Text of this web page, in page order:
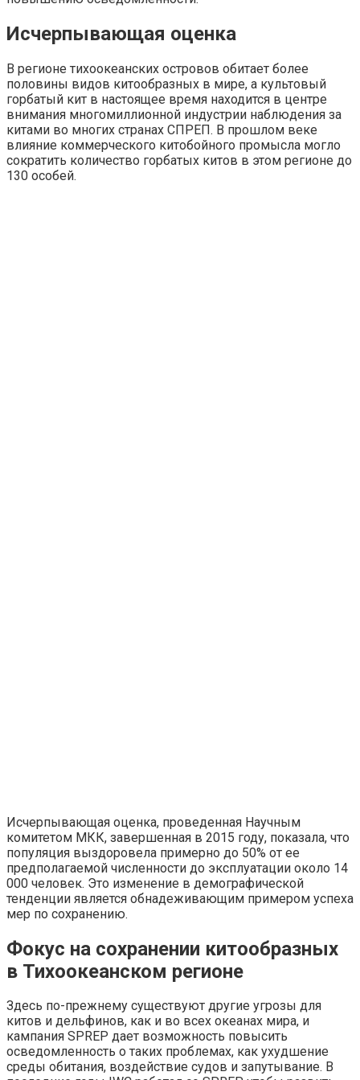
Исчерпывающая оценка
В регионе тихоокеанских островов обитает более
половины видов китообразных в мире, а культовый
горбатый кит в настоящее время находится в центре
внимания многомиллионной индустрии наблюдения за
китами во многих странах СПРЕП. В прошлом веке
влияние коммерческого китобойного промысла могло
сократить количество горбатых китов в этом регионе до
130 особей.
Исчерпывающая оценка, проведенная Научным
комитетом МКК, завершенная в 2015 году, показала, что
популяция выздоровела примерно до 50% от ее
предполагаемой численности до эксплуатации около 14
000 человек. Это изменение в демографической
тенденции является обнадеживающим примером успеха
мер по сохранению.
Фокус на сохранении китообразных
в Тихоокеанском регионе
Здесь по-прежнему существуют другие угрозы для
китов и дельфинов, как и во всех океанах мира, и
кампания SPREP дает возможность повысить
осведомленность о таких проблемах, как ухудшение
среды обитания, воздействие судов и запутывание. В